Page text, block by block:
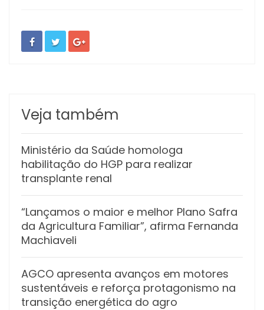
Veja também
Ministério da Saúde homologa
habilitação do HGP para realizar
transplante renal
“Lançamos o maior e melhor Plano Safra
da Agricultura Familiar”, afirma Fernanda
Machiaveli
AGCO apresenta avanços em motores
sustentáveis e reforça protagonismo na
transição energética do agro